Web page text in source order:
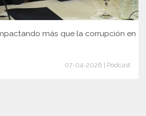
más que la corrupción en
07-04-2026 | Podcast